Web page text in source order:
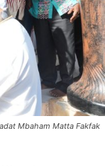
Mbaham Matta Fakfak